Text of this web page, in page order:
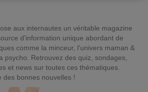
aux internautes un véritable magazine
d'information unique abordant de
comme la minceur, l'univers maman &
psycho. Retrouvez des quiz, sondages,
et news sur toutes ces thématiques.
des bonnes nouvelles !